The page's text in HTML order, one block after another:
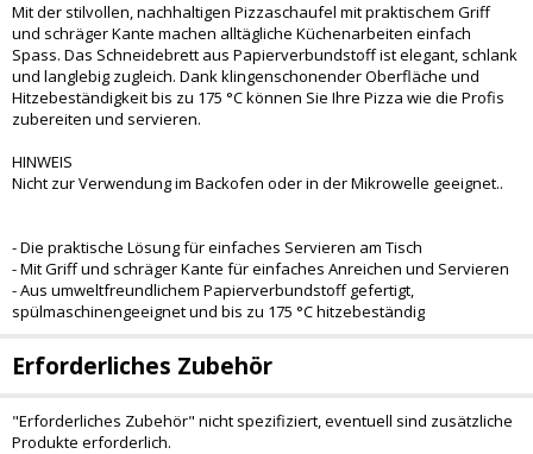
Mit der stilvollen, nachhaltigen Pizzaschaufel mit praktischem Griff
und schräger Kante machen alltägliche Küchenarbeiten einfach
Spass. Das Schneidebrett aus Papierverbundstoff ist elegant, schlank
und langlebig zugleich. Dank klingenschonender Oberfläche und
Hitzebeständigkeit bis zu 175 °C können Sie Ihre Pizza wie die Profis
zubereiten und servieren.
HINWEIS
Nicht zur Verwendung im Backofen oder in der Mikrowelle geeignet..
- Die praktische Lösung für einfaches Servieren am Tisch
- Mit Griff und schräger Kante für einfaches Anreichen und Servieren
- Aus umweltfreundlichem Papierverbundstoff gefertigt,
spülmaschinengeeignet und bis zu 175 °C hitzebeständig
Erforderliches Zubehör
"Erforderliches Zubehör" nicht spezifiziert, eventuell sind zusätzliche
Produkte erforderlich.